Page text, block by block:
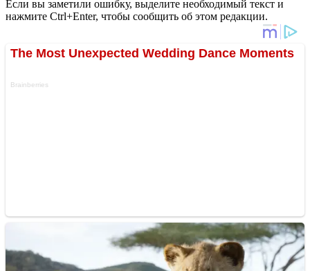
Если вы заметили ошибку, выделите необходимый текст и
нажмите Ctrl+Enter, чтобы сообщить об этом редакции.